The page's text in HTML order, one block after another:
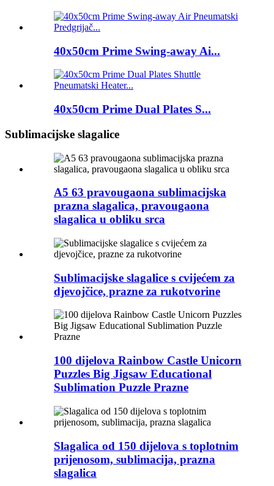
40x50cm Prime Swing-away Ai...
40x50cm Prime Dual Plates S...
Sublimacijske slagalice
A5 63 pravougaona sublimacijska
prazna slagalica, pravougaona
slagalica u obliku srca
Sublimacijske slagalice s cvijećem za
djevojčice, prazne za rukotvorine
100 dijelova Rainbow Castle Unicorn
Puzzles Big Jigsaw Educational
Sublimation Puzzle Prazne
Slagalica od 150 dijelova s ​​toplotnim
prijenosom, sublimacija, prazna
slagalica